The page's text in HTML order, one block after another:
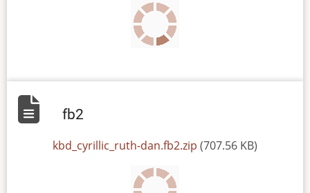
fb2
kbd_cyrillic_ruth-dan.fb2.zip (707.56 KB)